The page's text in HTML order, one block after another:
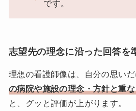
です。
志望先の理念に沿った回答を
理想の看護師像は、自分の思いだ
の病院や施設の理念・方針と重
と、グッと評価が上がります。